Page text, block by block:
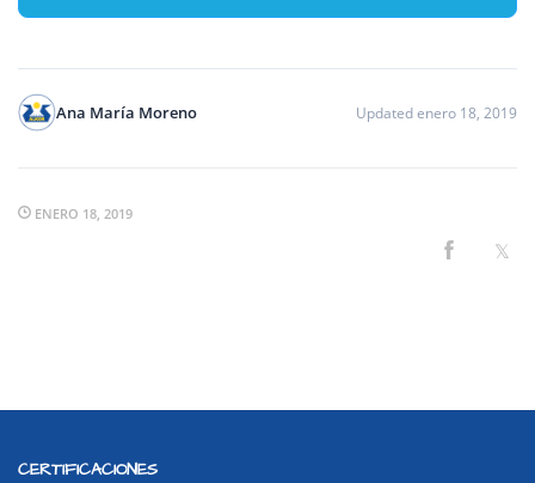
Ana María Moreno Updated enero 18, 2019
ENERO 18, 2019
CERTIFICACIONES